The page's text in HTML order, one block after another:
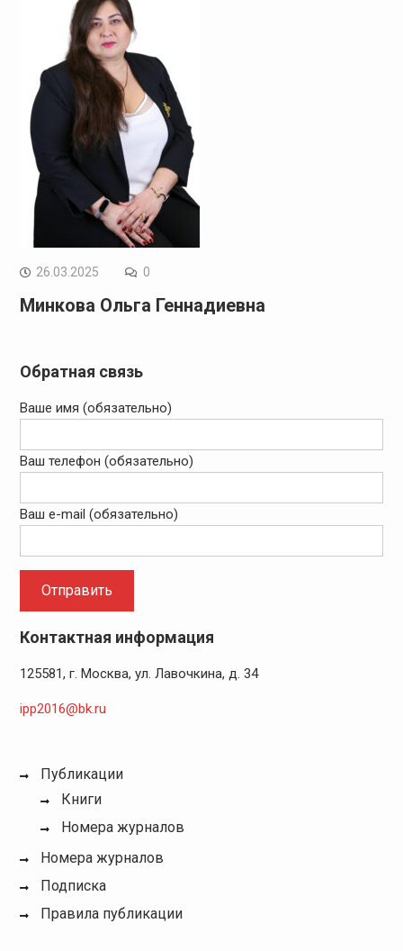
26.03.2025 0
Минкова Ольга Геннадиевна
Обратная связь
Ваше имя (обязательно)
Ваш телефон (обязательно)
Ваш e-mail (обязательно)
Контактная информация
125581, г. Москва, ул. Лавочкина, д. 34
ipp2016@bk.ru
Публикации
Книги
Номера журналов
Номера журналов
Подписка
Правила публикации